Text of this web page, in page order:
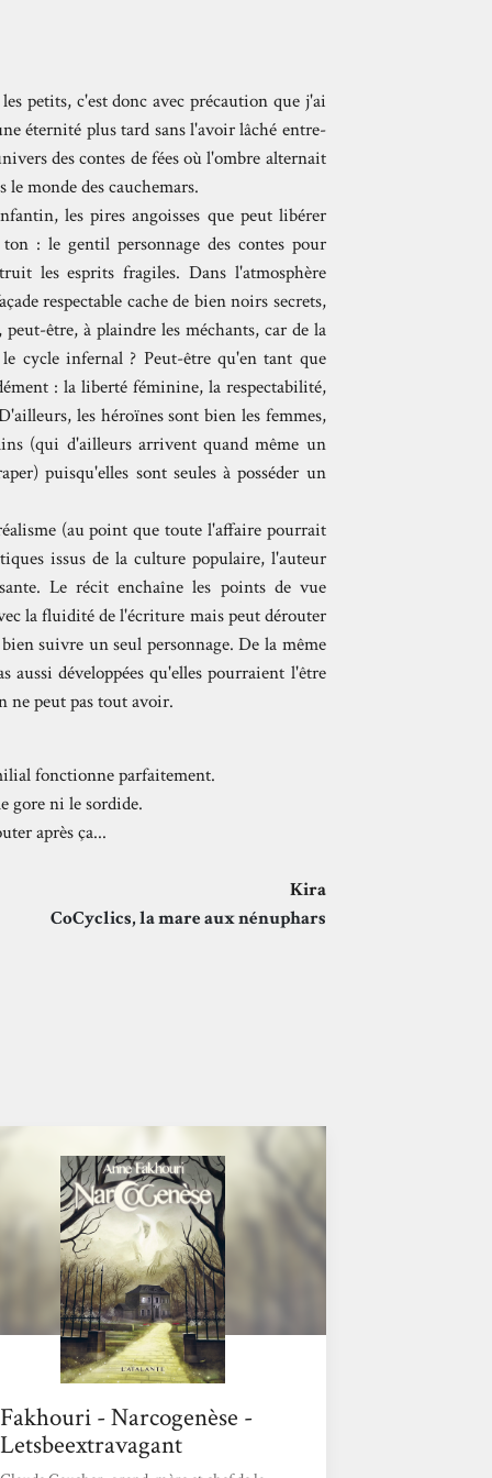
petits, c'est donc avec précaution que j'ai
éternité plus tard sans l'avoir lâché entre-
des contes de fées où l'ombre alternait
monde des cauchemars.
les pires angoisses que peut libérer
: le gentil personnage des contes pour
les esprits fragiles. Dans l'atmosphère
respectable cache de bien noirs secrets,
être, à plaindre les méchants, car de la
cycle infernal ? Peut-être qu'en tant que
: la liberté féminine, la respectabilité,
les héroïnes sont bien les femmes,
(qui d'ailleurs arrivent quand même un
puisqu'elles sont seules à posséder un
(au point que toute l'affaire pourrait
issus de la culture populaire, l'auteur
Le récit enchaîne les points de vue
la fluidité de l'écriture mais peut dérouter
suivre un seul personnage. De la même
aussi développées qu'elles pourraient l'être
ne peut pas tout avoir.
fonctionne parfaitement.
gore ni le sordide.
après ça...
Kira
CoCyclics, la mare aux nénuphars
Fakhouri - Narcogenèse -
Letsbeextravagant